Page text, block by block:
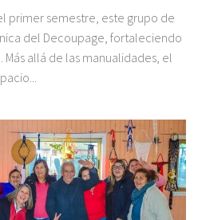
primer semestre, este grupo de
del Decoupage, fortaleciendo
allá de las manualidades, el